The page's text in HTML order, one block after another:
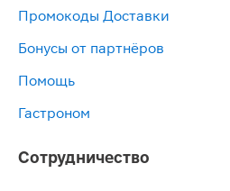
Промокоды Доставки
Бонусы от партнёров
Помощь
Гастроном
Сотрудничество